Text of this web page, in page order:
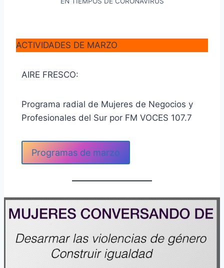
ACTIVIDADES DE MARZO
AIRE FRESCO:
Programa radial de Mujeres de Negocios y
Profesionales del Sur por FM VOCES 107.7
Programas de marzo